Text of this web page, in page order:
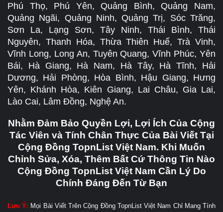
Phú Thọ, Phú Yên, Quảng Bình, Quảng Nam,
Quảng Ngãi, Quảng Ninh, Quảng Trị, Sóc Trăng,
Sơn La, Lạng Sơn, Tây Ninh, Thái Bình, Thái
Nguyên, Thanh Hóa, Thừa Thiên Huế, Trà Vinh,
Vĩnh Long, Long An, Tuyên Quang, Vĩnh Phúc, Yên
Bái, Hà Giang, Hà Nam, Hà Tây, Hà Tĩnh, Hải
Dương, Hải Phòng, Hòa Bình, Hậu Giang, Hưng
Yên, Khánh Hòa, Kiên Giang, Lai Châu, Gia Lai,
Lào Cai, Lâm Đồng, Nghệ An.
Nhằm Đảm Bảo Quyền Lợi, Lợi Ích Của Cộng
Tác Viên và Tính Chân Thực Của Bài Viết Tại
Cộng Đồng TopnList Việt Nam. Khi Muốn
Chỉnh Sửa, Xóa, Thêm Bất Cứ Thông Tin Nào
Cộng Đồng TopnList Việt Nam Cần Lý Do
Chính Đáng Đến Từ Bạn
Lưu Ý: Mọi Bài Viết Trên Cộng Đồng TopnList Việt Nam Chỉ Mang Tính